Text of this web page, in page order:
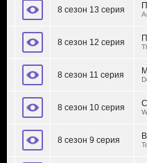
8 сезон 13 серия
8 сезон 12 серия
8 сезон 11 серия
8 сезон 10 серия
8 сезон 9 серия